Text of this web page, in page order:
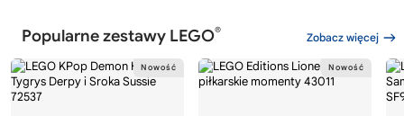
Popularne zestawy LEGO® Zobacz więcej